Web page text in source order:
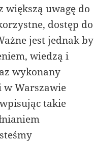
większą uwagę do
dostęp do
jest jednak by
wiedzą i
wykonany
w Warszawie
takie